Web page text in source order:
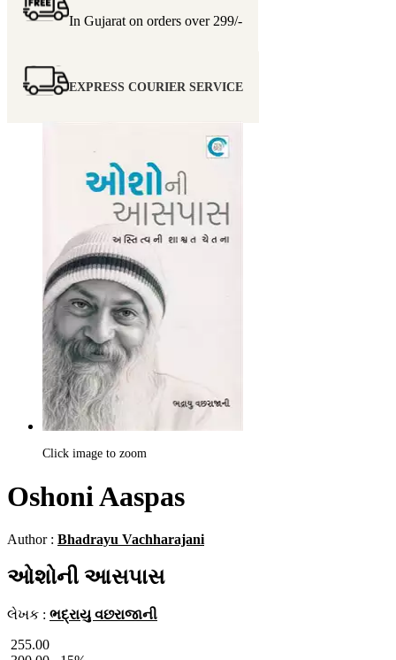
In Gujarat on orders over 299/-
EXPRESS COURIER SERVICE
Click image to zoom
Oshoni Aaspas
Author : Bhadrayu Vachharajani
ઓશોની આસપાસ
લેખક : ભદ્રાયુ વછરાજાની
255.00